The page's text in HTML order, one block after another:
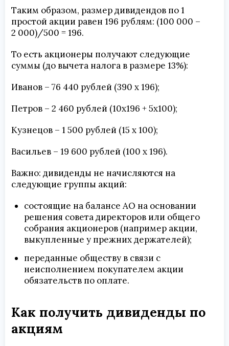
Таким образом, размер дивидендов по 1
простой акции равен 196 рублям: (100 000 –
2 000)/500 = 196.
То есть акционеры получают следующие
суммы (до вычета налога в размере 13%):
Иванов – 76 440 рублей (390 х 196);
Петров – 2 460 рублей (10х196 + 5х100);
Кузнецов – 1 500 рублей (15 х 100);
Васильев – 19 600 рублей (100 х 196).
Важно: дивиденды не начисляются на
следующие группы акций:
состоящие на балансе АО на основании
решения совета директоров или общего
собрания акционеров (например акции,
выкупленные у прежних держателей);
переданные обществу в связи с
неисполнением покупателем акции
обязательств по оплате.
Как получить дивиденды по
акциям